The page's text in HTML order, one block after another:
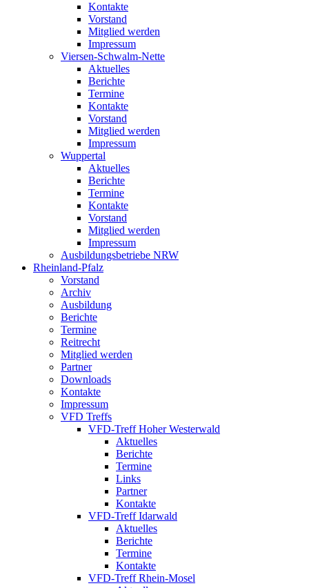
Kontakte
Vorstand
Mitglied werden
Impressum
Viersen-Schwalm-Nette
Aktuelles
Berichte
Termine
Kontakte
Vorstand
Mitglied werden
Impressum
Wuppertal
Aktuelles
Berichte
Termine
Kontakte
Vorstand
Mitglied werden
Impressum
Ausbildungsbetriebe NRW
Rheinland-Pfalz
Vorstand
Archiv
Ausbildung
Berichte
Termine
Reitrecht
Mitglied werden
Partner
Downloads
Kontakte
Impressum
VFD Treffs
VFD-Treff Hoher Westerwald
Aktuelles
Berichte
Termine
Links
Partner
Kontakte
VFD-Treff Idarwald
Aktuelles
Berichte
Termine
Kontakte
VFD-Treff Rhein-Mosel